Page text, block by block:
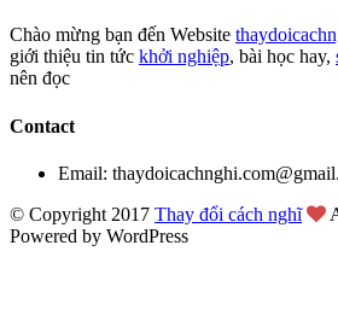
Chào mừng bạn đến Website
giới thiệu tin tức khởi nghiệp, bài học hay,
nên đọc
Contact
Email:
© Copyright 2017 Thay đổi cách nghĩ
Powered by WordPress